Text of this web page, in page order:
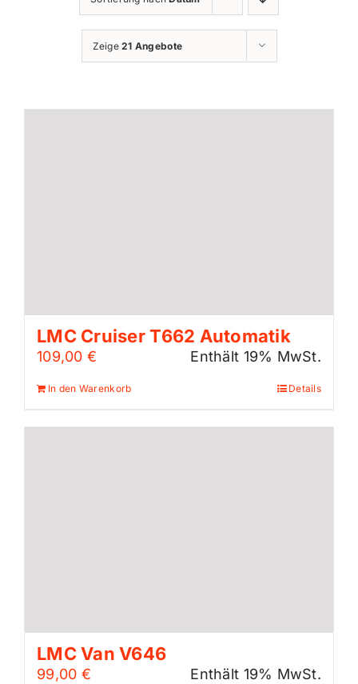
Zeige21 Angebote
LMC Cruiser T662 Automatik
109,00 € Enthält 19% MwSt.
In den Warenkorb Details
LMC Van V646
99,00 € Enthält 19% MwSt.